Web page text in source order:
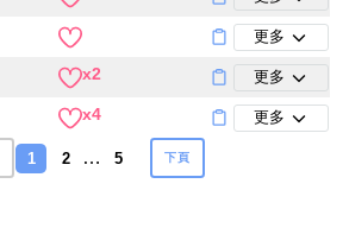
更多
x2 更多
x4 更多
1 2 … 5 下頁